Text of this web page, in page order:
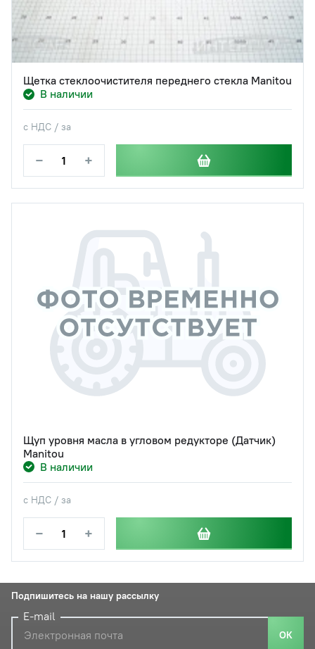
Щетка стеклоочистителя переднего стекла Manitou
В наличии
с НДС / за
− +
Щуп уровня масла в угловом редукторе (Датчик)
Manitou
В наличии
с НДС / за
− +
Подпишитесь на нашу рассылку
E-mail
ОК